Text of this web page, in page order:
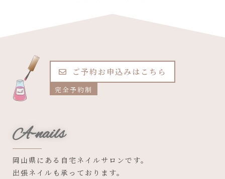
ご予約お申込みはこちら
完全予約制
A-nails
岡山県にある自宅ネイルサロンです。
出張ネイルも承っております。